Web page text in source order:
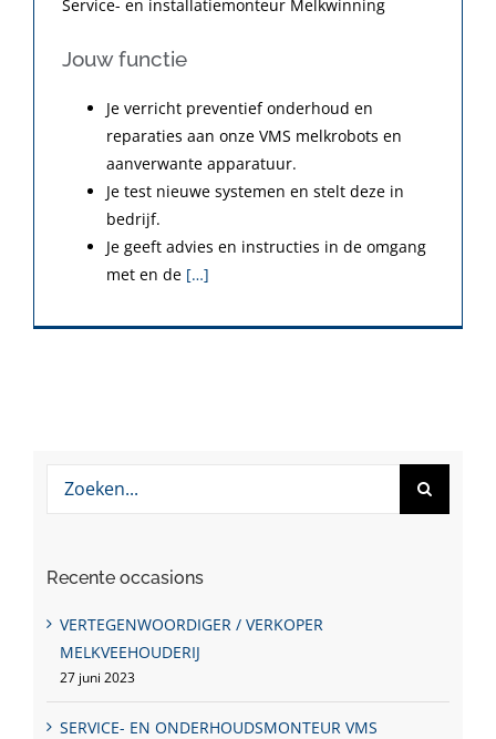
Service- en installatiemonteur Melkwinning
Jouw functie
Je verricht preventief onderhoud en
reparaties aan onze VMS melkrobots en
aanverwante apparatuur.
Je test nieuwe systemen en stelt deze in
bedrijf.
Je geeft advies en instructies in de omgang
met en de […]
Zoeken
Recente occasions
VERTEGENWOORDIGER / VERKOPER
MELKVEEHOUDERIJ
27 juni 2023
SERVICE- EN ONDERHOUDSMONTEUR VMS